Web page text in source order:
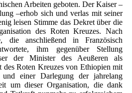
Arbeiten geboten. Der Kaiser –
–erhob sich und verlas mit seiner
leisen Stimme das Dekret über die
des Roten Kreuzes. Nach
die anschließend in Französisch
ihm gegenüber Stellung
der Minister des Aeußeren als
des Roten Kreuzes von Ethiopien mit
einer Darlegung der jahrelang
um dieser Organisation, die dank